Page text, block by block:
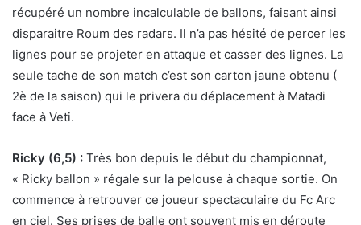
récupéré un nombre incalculable de ballons, faisant ainsi
disparaitre Roum des radars. Il n’a pas hésité de percer les
lignes pour se projeter en attaque et casser des lignes. La
seule tache de son match c’est son carton jaune obtenu (
2è de la saison) qui le privera du déplacement à Matadi
face à Veti.
Ricky (6,5) : Très bon depuis le début du championnat,
« Ricky ballon » régale sur la pelouse à chaque sortie. On
commence à retrouver ce joueur spectaculaire du Fc Arc
en ciel. Ses prises de balle ont souvent mis en déroute